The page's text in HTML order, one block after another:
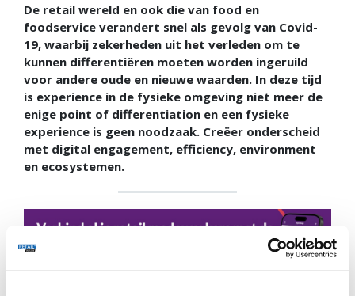
De retail wereld en ook die van food en
foodservice verandert snel als gevolg van Covid-
19, waarbij zekerheden uit het verleden om te
kunnen differentiëren moeten worden ingeruild
voor andere oude en nieuwe waarden. In deze tijd
is experience in de fysieke omgeving niet meer de
enige point of differentiation en een fysieke
experience is geen noodzaak. Creëer onderscheid
met digital engagement, efficiency, environment
en ecosystemen.